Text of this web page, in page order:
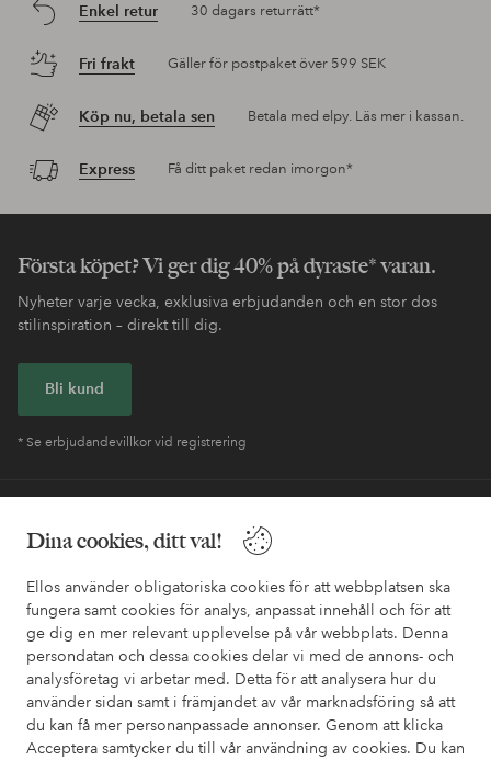
Dina cookies, ditt val!
Ellos använder obligatoriska cookies för att webbplatsen ska
fungera samt cookies för analys, anpassat innehåll och för att
ge dig en mer relevant upplevelse på vår webbplats. Denna
persondatan och dessa cookies delar vi med de annons- och
analysföretag vi arbetar med. Detta för att analysera hur du
använder sidan samt i främjandet av vår marknadsföring så att
du kan få mer personanpassade annonser. Genom att klicka
Acceptera samtycker du till vår användning av cookies. Du kan
Enkel retur 30 dagars returrätt*
Fri frakt Gäller för postpaket över 599 SEK
Köp nu, betala sen Betala med elpy. Läs mer i kassan.
Express Få ditt paket redan imorgon*
Första köpet? Vi ger dig 40% på dyraste* varan.
Nyheter varje vecka, exklusiva erbjudanden och en stor dos
stilinspiration – direkt till dig.
Bli kund
* Se erbjudandevillkor vid registrering
I vår FAQ hittar du svaren på de vanligaste frågorna. Här finns
också information om hur du enklast kontaktar oss.
Kundservice Beställning Betalsätt
Mina sidor